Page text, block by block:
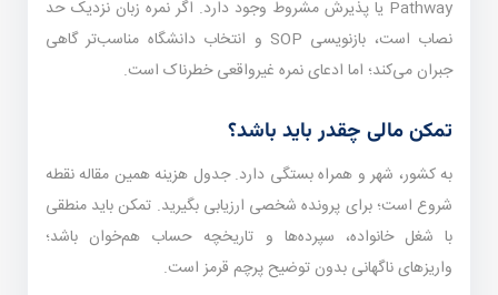
Pathway یا پذیرش مشروط وجود دارد. اگر نمره زبان نزدیک حد
نصاب است، بازنویسی SOP و انتخاب دانشگاه مناسب‌تر گاهی
جبران می‌کند؛ اما ادعای نمره غیرواقعی خطرناک است.
تمکن مالی چقدر باید باشد؟
به کشور، شهر و همراه بستگی دارد. جدول هزینه همین مقاله نقطه
شروع است؛ برای پرونده شخصی ارزیابی بگیرید. تمکن باید منطقی
با شغل خانواده، سپرده‌ها و تاریخچه حساب هم‌خوان باشد؛
واریزهای ناگهانی بدون توضیح پرچم قرمز است.